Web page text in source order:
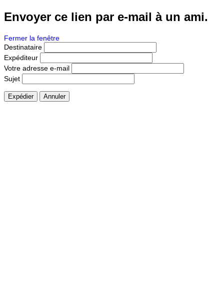
Envoyer ce lien par e-mail à un ami.
Fermer la fenêtre
Destinataire
Expéditeur
Votre adresse e-mail
Sujet
Expédier Annuler